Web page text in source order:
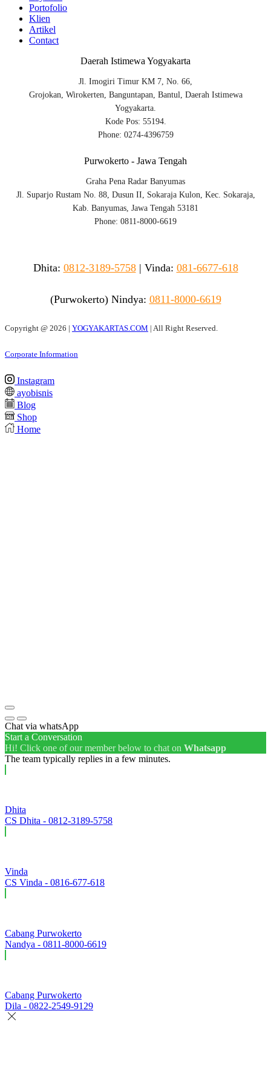
Portofolio
Klien
Artikel
Contact
Daerah Istimewa Yogyakarta
Jl. Imogiri Timur KM 7, No. 66,
Grojokan, Wirokerten, Banguntapan, Bantul, Daerah Istimewa
Yogyakarta.
Kode Pos: 55194.
Phone: 0274-4396759
Purwokerto - Jawa Tengah
Graha Pena Radar Banyumas
Jl. Suparjo Rustam No. 88, Dusun II, Sokaraja Kulon, Kec. Sokaraja,
Kab. Banyumas, Jawa Tengah 53181
Phone: 0811-8000-6619
Dhita: 0812-3189-5758| Vinda: 081-6677-618
(Purwokerto) Nindya: 0811-8000-6619
Copyright @ 2026 | YOGYAKARTAS.COM | All Right Reserved.
Corporate Information
Instagram
ayobisnis
Blog
Shop
Home
Chat via whatsApp
Start a Conversation
Hi! Click one of our member below to chat on Whatsapp
The team typically replies in a few minutes.
Dhita
CS Dhita - 0812-3189-5758
Vinda
CS Vinda - 0816-677-618
Cabang Purwokerto
Nandya - 0811-8000-6619
Cabang Purwokerto
Dila - 0822-2549-9129